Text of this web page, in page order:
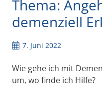
Thema:
demenziell
7. Juni 2022
Wie gehe ich mit
um, wo finde ich Hilfe?